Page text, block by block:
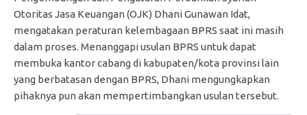
Otoritas Jasa Keuangan (OJK) Dhani Gunawan Idat,
mengatakan peraturan kelembagaan BPRS saat ini masih
dalam proses. Menanggapi usulan BPRS untuk dapat
membuka kantor cabang di kabupaten/kota provinsi lain
yang berbatasan dengan BPRS, Dhani mengungkapkan
pihaknya pun akan mempertimbangkan usulan tersebut.